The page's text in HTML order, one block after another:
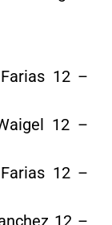
12 –
12 –
12 –
12 –